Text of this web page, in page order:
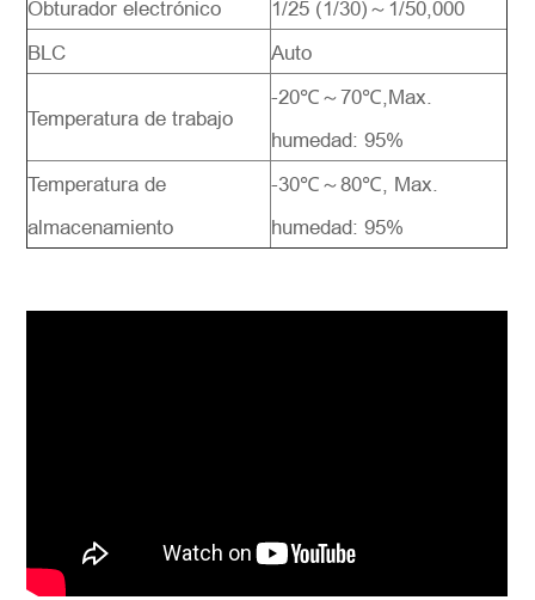
Obturador electrónico
1/25 (1/30)～1/50,000
BLC
Auto
Temperatura de trabajo
-20℃～70℃,Max.
humedad: 95%
Temperatura de
almacenamiento
-30℃～80℃, Max.
humedad: 95%